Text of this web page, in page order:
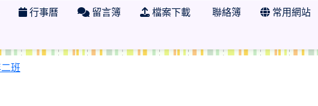
行事曆 留言簿 檔案下載 聯絡簿 常用網站
112 學年度 新竹縣縣立竹中國小三年二班